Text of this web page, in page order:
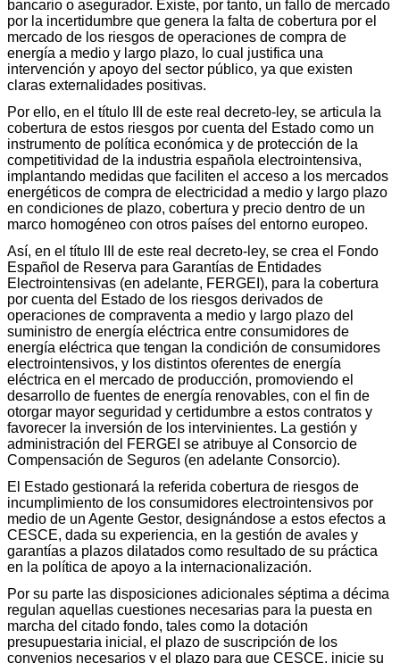
bancario o asegurador. Existe, por tanto, un fallo de mercado
por la incertidumbre que genera la falta de cobertura por el
mercado de los riesgos de operaciones de compra de
energía a medio y largo plazo, lo cual justifica una
intervención y apoyo del sector público, ya que existen
claras externalidades positivas.
Por ello, en el título III de este real decreto-ley, se articula la
cobertura de estos riesgos por cuenta del Estado como un
instrumento de política económica y de protección de la
competitividad de la industria española electrointensiva,
implantando medidas que faciliten el acceso a los mercados
energéticos de compra de electricidad a medio y largo plazo
en condiciones de plazo, cobertura y precio dentro de un
marco homogéneo con otros países del entorno europeo.
Así, en el título III de este real decreto-ley, se crea el Fondo
Español de Reserva para Garantías de Entidades
Electrointensivas (en adelante, FERGEI), para la cobertura
por cuenta del Estado de los riesgos derivados de
operaciones de compraventa a medio y largo plazo del
suministro de energía eléctrica entre consumidores de
energía eléctrica que tengan la condición de consumidores
electrointensivos, y los distintos oferentes de energía
eléctrica en el mercado de producción, promoviendo el
desarrollo de fuentes de energía renovables, con el fin de
otorgar mayor seguridad y certidumbre a estos contratos y
favorecer la inversión de los intervinientes. La gestión y
administración del FERGEI se atribuye al Consorcio de
Compensación de Seguros (en adelante Consorcio).
El Estado gestionará la referida cobertura de riesgos de
incumplimiento de los consumidores electrointensivos por
medio de un Agente Gestor, designándose a estos efectos a
CESCE, dada su experiencia, en la gestión de avales y
garantías a plazos dilatados como resultado de su práctica
en la política de apoyo a la internacionalización.
Por su parte las disposiciones adicionales séptima a décima
regulan aquellas cuestiones necesarias para la puesta en
marcha del citado fondo, tales como la dotación
presupuestaria inicial, el plazo de suscripción de los
convenios necesarios y el plazo para que CESCE, inicie su